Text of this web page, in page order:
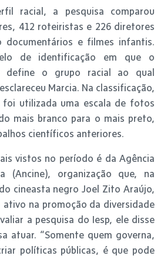
racial, a pesquisa comparou
412 roteiristas e 226 diretores
documentários e filmes infantis.
de identificação em que o
define o grupo racial ao qual
Marcia. Na classificação,
foi utilizada uma escala de fotos
mais branco para o mais preto,
científicos anteriores.
vistos no período é da Agência
(Ancine), organização que, na
cineasta negro Joel Zito Araújo,
ativo na promoção da diversidade
a pesquisa do Iesp, ele disse
atuar. “Somente quem governa,
políticas públicas, é que pode